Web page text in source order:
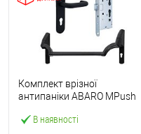
В наявності
Комплект врізної
антипаніки ABARO МPush
чорний із замком та ручкою